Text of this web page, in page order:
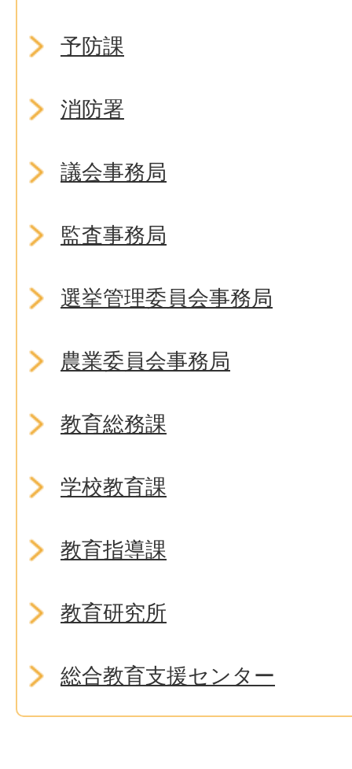
予防課
消防署
議会事務局
監査事務局
選挙管理委員会事務局
農業委員会事務局
教育総務課
学校教育課
教育指導課
教育研究所
総合教育支援センター